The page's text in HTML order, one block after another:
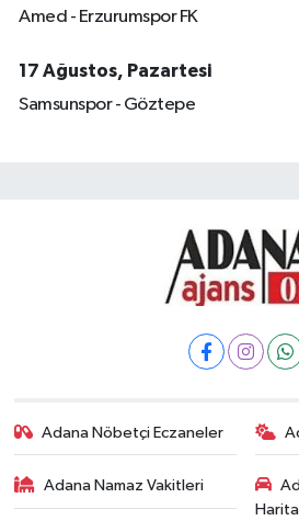
Amed - Erzurumspor FK
17 Ağustos, Pazartesi
Samsunspor - Göztepe
Adana Nöbetçi Eczaneler
Adana Namaz Vakitleri